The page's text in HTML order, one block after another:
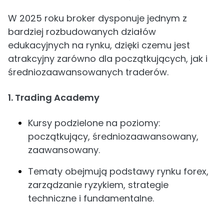
W 2025 roku broker dysponuje jednym z
bardziej rozbudowanych działów
edukacyjnych na rynku, dzięki czemu jest
atrakcyjny zarówno dla początkujących, jak i
średniozaawansowanych traderów.
1. Trading Academy
Kursy podzielone na poziomy:
początkujący, średniozaawansowany,
zaawansowany.
Tematy obejmują podstawy rynku forex,
zarządzanie ryzykiem, strategie
techniczne i fundamentalne.